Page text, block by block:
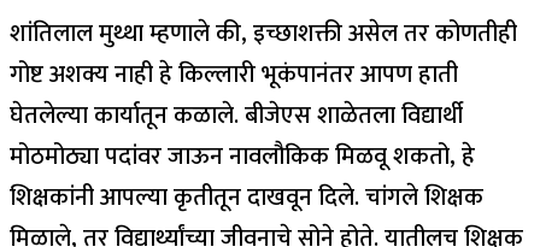
शांतिलाल मुथ्था म्हणाले की, इच्छाशक्ती असेल तर कोणतीही
गोष्ट अशक्य नाही हे किल्लारी भूकंपानंतर आपण हाती
घेतलेल्या कार्यातून कळाले. बीजेएस शाळेतला विद्यार्थी
मोठमोठ्या पदांवर जाऊन नावलौकिक मिळवू शकतो, हे
शिक्षकांनी आपल्या कृतीतून दाखवून दिले. चांगले शिक्षक
मिळाले, तर विद्यार्थ्यांच्या जीवनाचे सोने होते. यातीलच शिक्षक